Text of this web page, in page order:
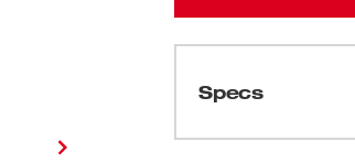
Specs
Cargando